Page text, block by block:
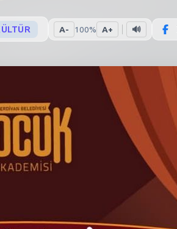
A- 100% A+ 🔊